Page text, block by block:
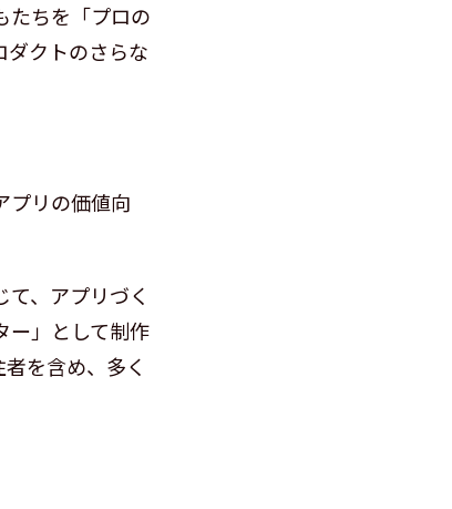
たちを「プロの
ダクトのさらな
プリの価値向
、アプリづく
ー」として制作
を含め、多く